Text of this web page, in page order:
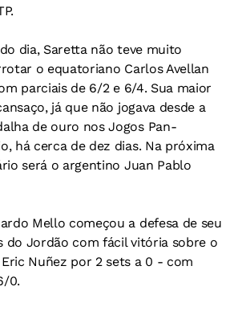
dia, Saretta não teve muito
o equatoriano Carlos Avellan
parciais de 6/2 e 6/4. Sua maior
já que não jogava desde a
de ouro nos Jogos Pan-
há cerca de dez dias. Na próxima
será o argentino Juan Pablo
Mello começou a defesa de seu
do Jordão com fácil vitória sobre o
Nuñez por 2 sets a 0 - com
0.